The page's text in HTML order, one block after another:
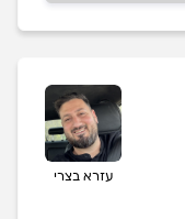
עזרא בצרי